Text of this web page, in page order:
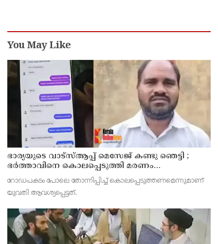
You May Like
ഭാര്യയുടെ വാട്സ്ആപ്പ് മെസേജ് കണ്ടു ഞെട്ടി ;
ഭര്‍ത്താവിനെ കൊലപ്പെടുത്തി മരണം
റോഡപകടമാക്കി മാറ്റാന്‍ കാമുകനുമായി
പദ്ധതിയിട്ട യുവതിയും സുഹൃത്തും ഒളിവില്‍
റോഡപകടം പോലെ തോന്നിപ്പിച്ച് കൊലപ്പെടുത്തണമെന്നുമാണ്
യുവതി ആവശ്യപ്പെട്ടത്.